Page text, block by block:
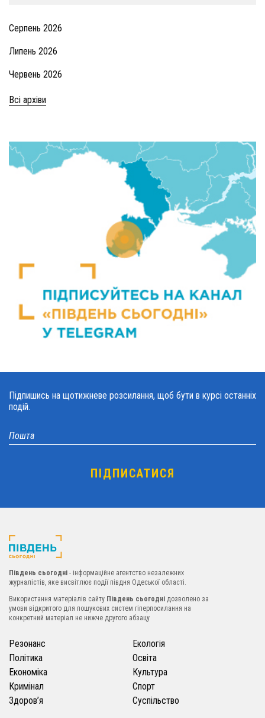
Серпень 2026
Липень 2026
Червень 2026
Всі архіви
Підпишись на щотижневе розсилання, щоб бути в курсі останніх
подій.
Південь сьогодні - інформаційне агентство незалежних
журналістів, яке висвітлює події півдня Одеської області.
Використання матеріалів сайту Південь сьогодні дозволено за
умови відкритого для пошукових систем гіперпосилання на
конкретний матеріал не нижче другого абзацу
Резонанс
Політика
Економіка
Кримінал
Здоров’я
Екологія
Освіта
Культура
Спорт
Суспільство